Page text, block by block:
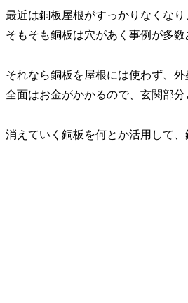
最近は銅板屋根がすっかりなくな
そもそも銅板は穴があく事例が多
それなら銅板を屋根には使わず、
全面はお金がかかるので、玄関部
消えていく銅板を何とか活用して